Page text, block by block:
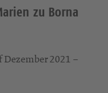
zu Borna
2021 –